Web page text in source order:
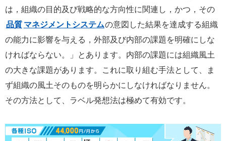
は，組織の目的及び戦略的な方向性に関連し，かつ，その
品質マネジメントシステムの意図した結果を達成する組織
の能力に影響を与える，外部及び内部の課題を明確にしな
ければならない。」とあります。内部の課題には組織風土
の大きな課題があります。これに取り組む手法として、ま
ず組織の風土そのものを明らかにしなければなりません。
その方法として、ラベル発想法は極めて有効です。